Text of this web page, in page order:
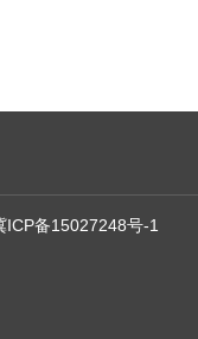
ICP备15027248号-1